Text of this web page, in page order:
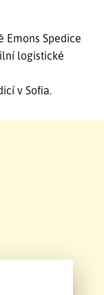
Spedice
logistické
v Sofia.